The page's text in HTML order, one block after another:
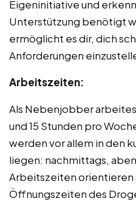
Eigeninitiative und
Unterstützung benötigt
ermöglicht es dir, dich
Anforderungen
Arbeitszeiten:
Als Nebenjobber
und 15 Stunden pro
werden vor allem in den
liegen: nachmittags,
Arbeitszeiten orientieren
Öffnungszeiten des